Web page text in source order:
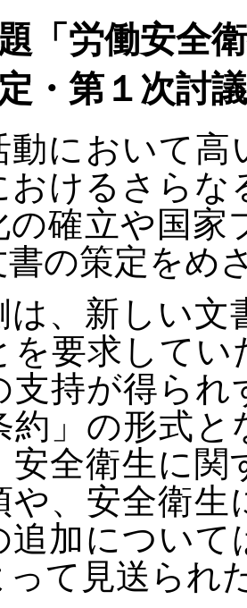
題「労働安全
定・第１次討
動において
おけるさらな
の確立や国家
の策定をめ
は、新しい文
を要求してい
支持が得られ
約」の形式
安全衛生に関
や、安全衛生
追加につい
って見送られ